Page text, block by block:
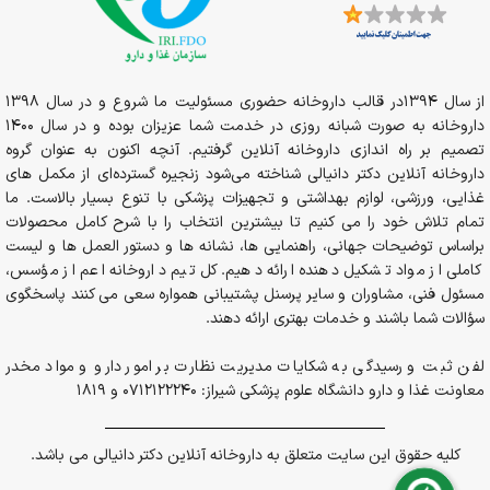
سرماخوردگی کودکان
با کیفیت بالا و قیمت مناسب از برندهای معتبر
در داروخانه آنلاین دکتر دانیالی امکان پذیر است که می توانید تنها با
یک کلیک خرید خود را ثبت و در اسرع وقت درب منزل تحویل بگیرید.
کلیه محصولات موجود در این داروخانه دارای برچسب اصالت کالا بوده
و شما می توانید با اطمینان آنها را خریداری نمایید. همچنین قبل از
خرید می‌توانید از مشاوران سایت در خصوص خرید محصولات مشاوره
بگیرید.
از سال 1394در قالب داروخانه حضوری مسئولیت ما شروع و در سال 1398
داروخانه به صورت شبانه روزی در خدمت شما عزیزان بوده و در سال 1400
تصمیم بر راه اندازی داروخانه آنلاین گرفتیم. آنچه اکنون به عنوان گروه
داروخانه آنلاین دکتر دانیالی شناخته می‌شود زنجیره گسترده‌ای از مکمل های
غذایی، ورزشی، لوازم بهداشتی و تجهیزات پزشکی با تنوع بسیار بالاست. ما
تمام تلاش خود را می کنیم تا بیشترین انتخاب را با شرح کامل محصولات
براساس توضیحات جهانی، راهنمایی ها، نشانه ها و دستور العمل ها و لیست
کاملی از مواد تشکیل دهنده ارائه دهیم. کل تیم داروخانه اعم از مؤسس،
مسئول فنی، مشاوران و سایر پرسنل پشتیبانی همواره سعی می کنند پاسخگوی
سؤالات شما باشند و خدمات بهتری ارائه دهند.
لفن ثبت و رسیدگی به شکایات مدیریت نظارت بر امور دارو و مواد مخدر
معاونت غذا و دارو دانشگاه علوم پزشکی شیراز: 0712122240 و 1819
کلیه حقوق این سایت متعلق به داروخانه آنلاین دکتر دانیالی می باشد.